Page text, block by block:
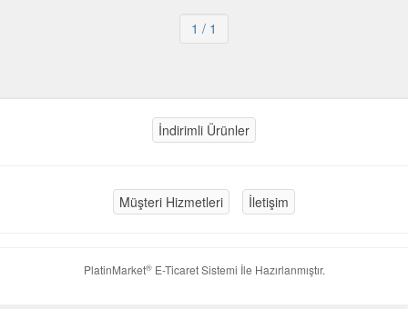
1 / 1
İndirimli Ürünler
Müşteri Hizmetleri İletişim
PlatinMarket®E-Ticaret Sistemi İle Hazırlanmıştır.